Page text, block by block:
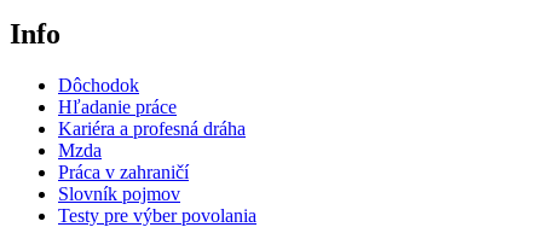
Info
Dôchodok
Hľadanie práce
Kariéra a profesná dráha
Mzda
Práca v zahraničí
Slovník pojmov
Testy pre výber povolania